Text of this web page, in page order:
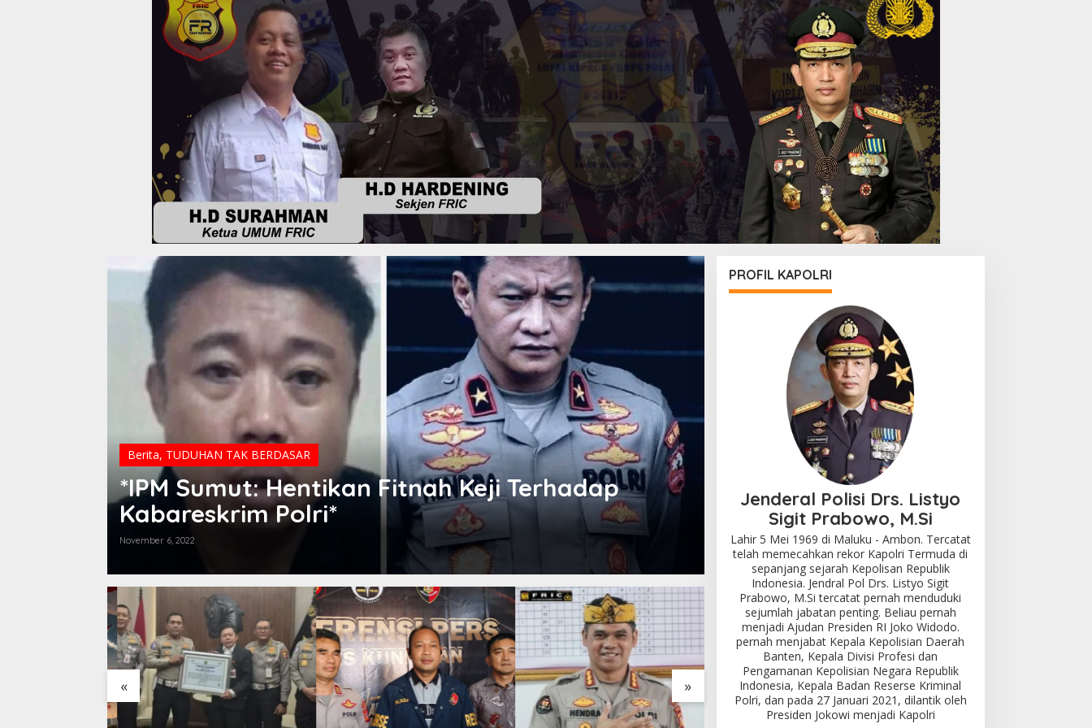
Berita, TUDUHAN TAK BERDASAR
*IPM Sumut: Hentikan Fitnah Keji Terhadap
Kabareskrim Polri*
November 6, 2022
« »
PROFIL KAPOLRI
Jenderal Polisi Drs. Listyo
Sigit Prabowo, M.Si
Lahir 5 Mei 1969 di Maluku - Ambon. Tercatat
telah memecahkan rekor Kapolri Termuda di
sepanjang sejarah Kepolisan Republik
Indonesia. Jendral Pol Drs. Listyo Sigit
Prabowo, M.Si tercatat pernah menduduki
sejumlah jabatan penting. Beliau pernah
menjadi Ajudan Presiden RI Joko Widodo.
pernah menjabat Kepala Kepolisian Daerah
Banten, Kepala Divisi Profesi dan
Pengamanan Kepolisian Negara Republik
Indonesia, Kepala Badan Reserse Kriminal
Polri, dan pada 27 Januari 2021, dilantik oleh
Presiden Jokowi menjadi Kapolri